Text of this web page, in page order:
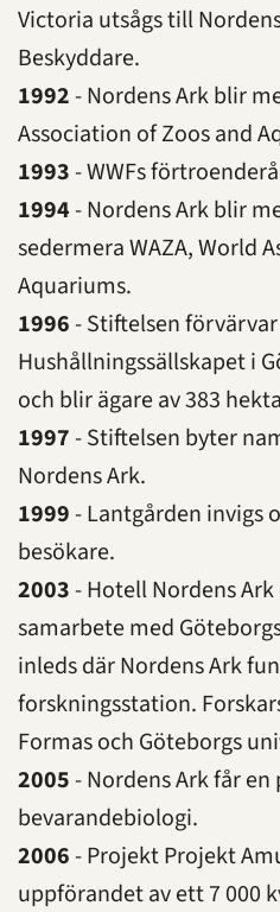
Victoria utsågs till
Beskyddare.
1992- Nordens Ark blir
Association of Zoos and
1993- WWFs
1994- Nordens Ark blir
sedermera WAZA, World
Aquariums.
1996- Stiftelsen
Hushållningssällskapet i
och blir ägare av 383
1997- Stiftelsen byter
Nordens Ark.
1999- Lantgården invigs
besökare.
2003- Hotell Nordens
samarbete med
inleds där Nordens Ark
forskningsstation.
Formas och Göteborgs
2005- Nordens Ark får en
bevarandebiologi.
2006- Projekt Projekt
uppförandet av ett 7 000